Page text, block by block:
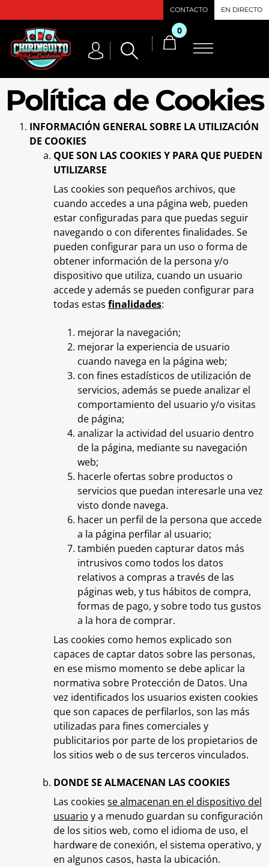
CONTACTO EN DIRECTO
0
Política de Cookies
INFORMACIÓN GENERAL SOBRE LA UTILIZACIÓN
DE COOKIES
QUE SON LAS COOKIES Y PARA QUE PUEDEN
UTILIZARSE
Las cookies son pequeños archivos, que
cuando accedes a una página web, pueden
estar configuradas para que puedas seguir
navegando o con diferentes finalidades. Se
pueden configurar para un uso o forma de
obtener información de la persona y/o
dispositivo que utiliza, cuando un usuario
accede y además se pueden configurar para
todas estas finalidades:
mejorar la navegación;
mejorar la experiencia de usuario
cuando navega en la página web;
con fines estadísticos de utilización de
servicios, además se puede analizar el
comportamiento del usuario y/o visitas
de página;
analizar la actividad del usuario dentro
de la página, mediante su navegación
web;
hacerle ofertas sobre productos o
servicios que puedan interesarle una vez
visto donde navega.
hacer un perfil de la persona que accede
a la página perfilar al usuario;
también pueden capturar datos más
intrusivos como todos los datos
relativos a compras a través de las
páginas web, y tus hábitos de compra,
formas de pago, y sobre todo tus gustos
a la hora de comprar.
Las cookies como hemos explicado son
capaces de captar datos sobre las personas,
en ese mismo momento se debe aplicar la
normativa sobre Protección de Datos. Una
vez identificados los usuarios existen cookies
que son capaces de perfilarlos, son las más
utilizadas para fines comerciales y
publicitarios por parte de los propietarios de
los sitios web o de sus terceros vinculados.
DONDE SE ALMACENAN LAS COOKIES
Las cookies se almacenan en el dispositivo del
usuario y a menudo guardan su configuración
de los sitios web, como el idioma de uso, el
hardware de conexión, el sistema operativo, y
en algunos casos, hasta la ubicación.